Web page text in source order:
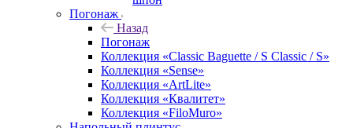
Погонаж
Назад
Погонаж
Коллекция «Classic Baguette / S Classic / S»
Коллекция «Sense»
Коллекция «ArtLite»
Коллекция «Квалитет»
Коллекция «FiloMuro»